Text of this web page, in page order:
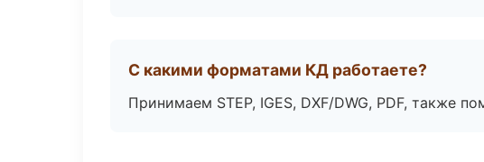
С какими форматами КД работаете?
Принимаем STEP, IGES, DXF/DWG, PDF, также